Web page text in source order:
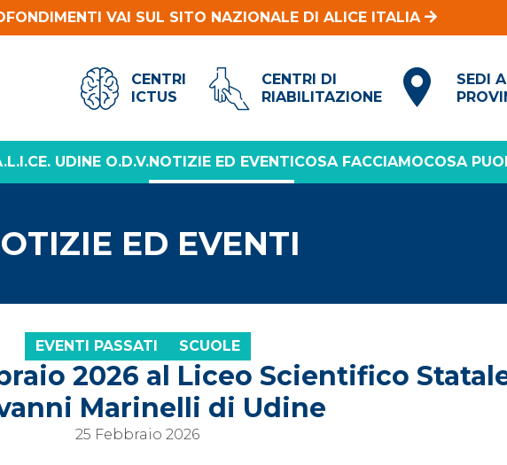
VAI SUL SITO NAZIONALE DI ALICE ITALIA
CENTRI
ICTUS
CENTRI DI
RIABILITAZIONE
SEDI
UDINE O.D.V.NOTIZIE ED EVENTICOSA FACCIAMOCOSA
ED EVENTI
EVENTI PASSATI SCUOLE
2026 al Liceo Scientifico
Marinelli di Udine
25 Febbraio 2026